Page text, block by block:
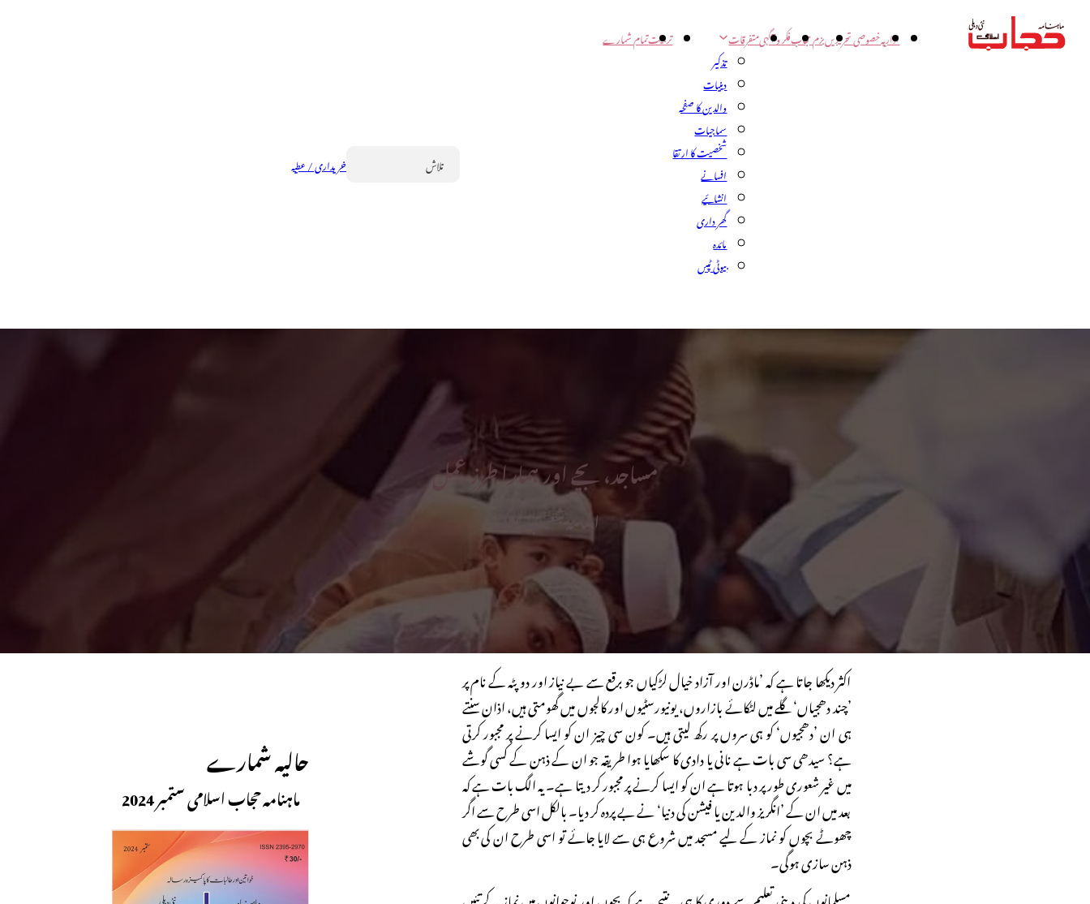
اداریہخصوصی تحریریںبزم حجابفکر و آگہیمتفرقات
تذکیر
دینیات
والدین کا صفحہ
سماجیات
شخصیت کا ارتقا
افسانے
انشائیے
گھر داری
مائدہ
بیوٹی ٹپس
تربیتتمام شمارے
Search خریداری / عطیہ
مساجد، بچے اور ہمارا طرزِ عمل
اسامہ شعیب علیگ
اکثر دیکھا جاتا ہے کہ ’ماڈرن اور آزاد خیال لڑکیاں جو برقع سے بے نیاز اور دو پٹہ کے نام پر
’چند دھجیاں‘ گلے میں لٹکائے بازاروں، یونیورسٹیوں اور کالجوں میں گھومتی ہیں، اذان سنتے
ہی ان ’دھجیوں‘ کو ہی سروں پر رکھ لیتی ہیں۔ کون سی چیز ان کو ایسا کرنے پر مجبور کرتی
ہے؟ سیدھی سی بات ہے نانی یا دادی کا سکھایا ہوا طریقہ جو ان کے ذہن کے کسی گوشے
میں غیر شعوری طور پر دبا ہوتا ہے ان کو ایسا کرنے پر مجبور کر دیتا ہے۔ یہ الگ بات ہے کہ
بعد میں ان کے ’انگریز والدین یا فیشن کی دنیا‘ نے بے پردہ کر دیا۔ بالکل اسی طرح سے اگر
چھوٹے بچوں کو نماز کے لیے مسجد میں شروع ہی سے لایا جائے تو اسی طرح ان کی بھی
ذہن سازی ہوگی۔
حالیہ شمارے
ماہنامہ حجاب اسلامی ستمبر 2024